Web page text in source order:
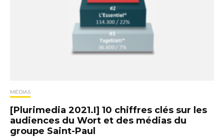
MÉDIAS
[Plurimedia 2021.I] 10 chiffres clés sur les
audiences du Wort et des médias du
groupe Saint-Paul